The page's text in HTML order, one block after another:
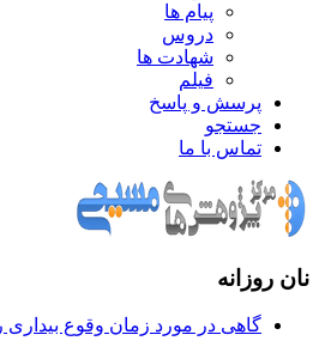
پیام ها
دروس
شهادت ها
فیلم
پرسش و پاسخ
جستجو
تماس با ما
نان روزانه
گاهی در مورد زمان وقوع بيداری